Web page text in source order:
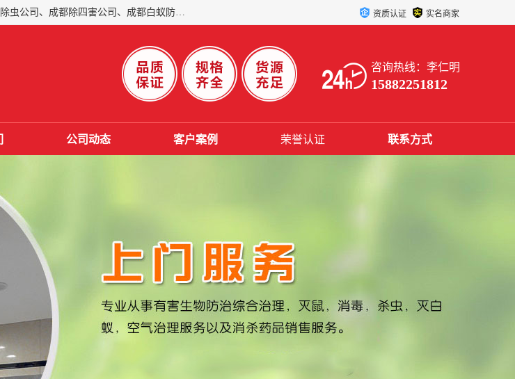
成都仁民有害生物防治服务有限公司是一家经营成都灭跳蚤公司、成都灭鼠公司、成都除虫公司、成都除四害公司、成都白蚁防治公司、成都杀虫公司等。业务覆盖：青白江、郫县、简阳、金堂、乐山、眉山、绵阳、彭州等区域。 由于我们的专业技术和服务态度得到了肯定、 目前公司已经与省内外的多个金 融企业、高端写字楼、星级酒 店、宾馆餐饮企业、学校、制造生产企业、物业小区建立了长期友好的合作关系。 资质认证 实名商家
咨询热线：李仁明
15882251812
公司动态 客户案例 荣誉认证 联系方式